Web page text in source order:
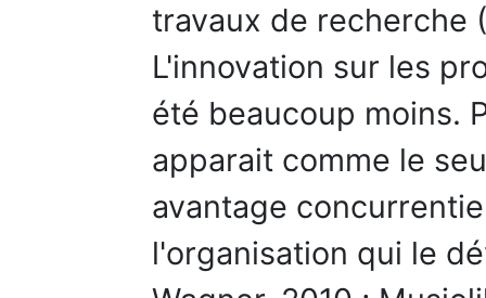
travaux de recherche
L'innovation sur les
été beaucoup moins.
apparait comme le
avantage
l'organisation qui le